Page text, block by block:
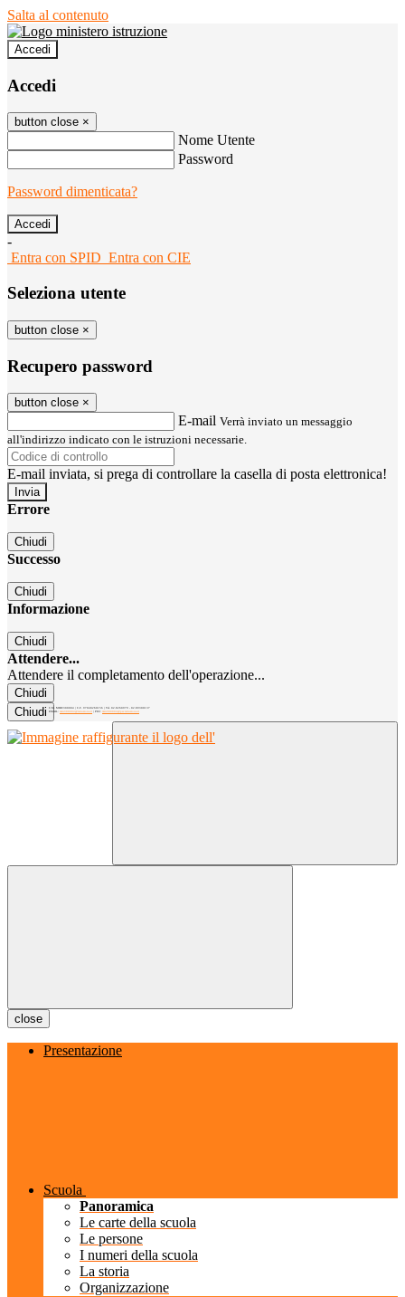
Salta al contenuto
Accedi
Accedi
button close ×
Nome Utente
Password
Password dimenticata?
-
Entra con SPID Entra con CIE
Seleziona utente
button close ×
Recupero password
button close ×
E-mail Verrà inviato un messaggio
all'indirizzo indicato con le istruzioni necessarie.
E-mail inviata, si prega di controllare la casella di posta elettronica!
Errore
Chiudi
Successo
Chiudi
Informazione
Chiudi
Attendere...
Attendere il completamento dell'operazione...
Chiudi
Chiudi
C.M. MIRC300004 | C.F. 97040260156 | Tel. 02.8260979 - 02.89300137
EMAIL: mirc300004@istruzione.it | PEC: mirc300004@pec.istruzione.it
close
Presentazione
Scuola
Panoramica
Le carte della scuola
Le persone
I numeri della scuola
La storia
Organizzazione